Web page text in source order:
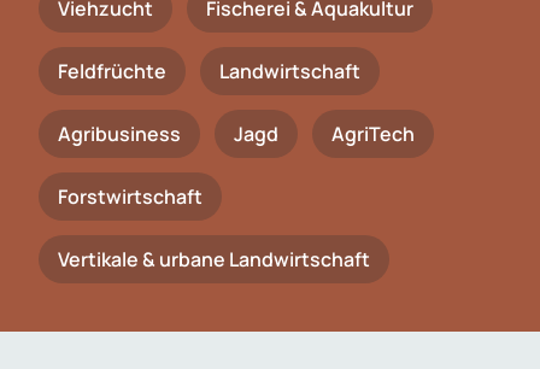
Viehzucht Fischerei & Aquakultur
Feldfrüchte Landwirtschaft
Agribusiness Jagd AgriTech
Forstwirtschaft
Vertikale & urbane Landwirtschaft